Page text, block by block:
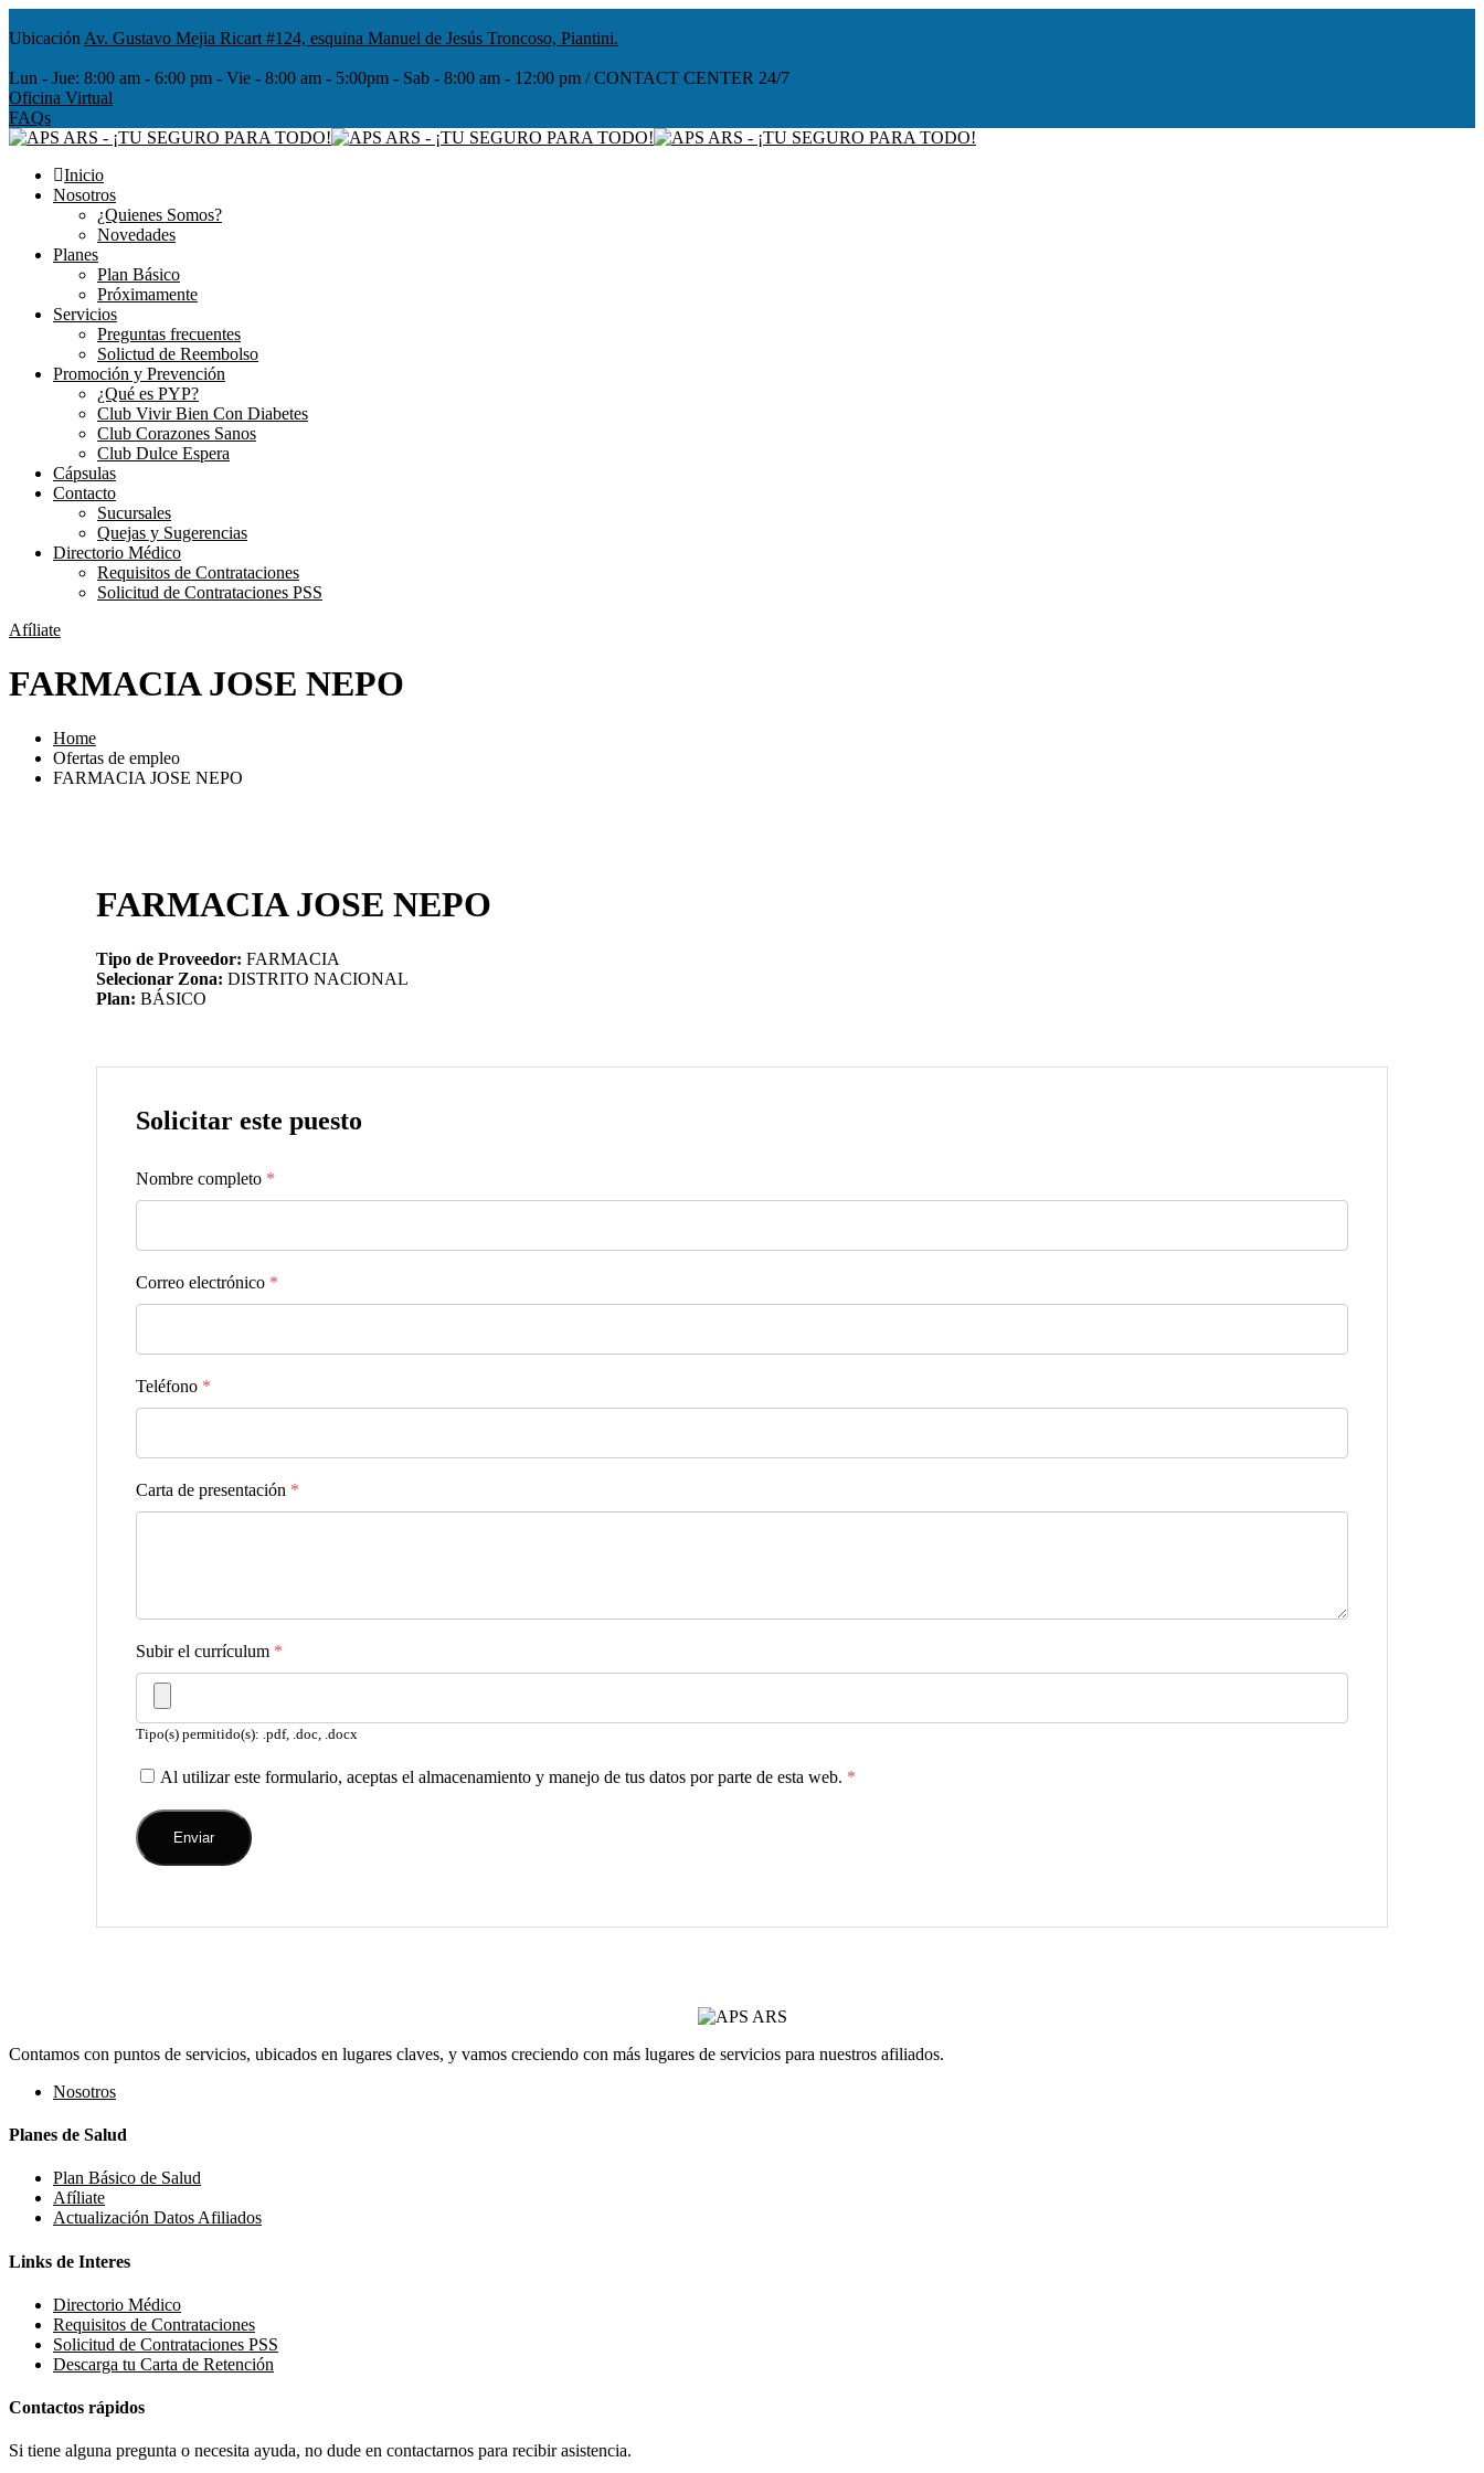
Ubicación Av. Gustavo Mejia Ricart #124, esquina Manuel de Jesús Troncoso, Piantini.
Lun - Jue: 8:00 am - 6:00 pm - Vie - 8:00 am - 5:00pm - Sab - 8:00 am - 12:00 pm / CONTACT CENTER 24/7
Oficina Virtual
FAQs
Inicio
Nosotros
¿Quienes Somos?
Novedades
Planes
Plan Básico
Próximamente
Servicios
Preguntas frecuentes
Solictud de Reembolso
Promoción y Prevención
¿Qué es PYP?
Club Vivir Bien Con Diabetes
Club Corazones Sanos
Club Dulce Espera
Cápsulas
Contacto
Sucursales
Quejas y Sugerencias
Directorio Médico
Requisitos de Contrataciones
Solicitud de Contrataciones PSS
Afíliate
FARMACIA JOSE NEPO
Home
Ofertas de empleo
FARMACIA JOSE NEPO
FARMACIA JOSE NEPO
Tipo de Proveedor: FARMACIA
Selecionar Zona: DISTRITO NACIONAL
Plan: BÁSICO
Solicitar este puesto
Nombre completo *
Correo electrónico *
Teléfono *
Carta de presentación *
Subir el currículum *
Tipo(s) permitido(s): .pdf, .doc, .docx
Al utilizar este formulario, aceptas el almacenamiento y manejo de tus datos por parte de esta web. *
Contamos con puntos de servicios, ubicados en lugares claves, y vamos creciendo con más lugares de servicios para nuestros afiliados.
Nosotros
Planes de Salud
Plan Básico de Salud
Afíliate
Actualización Datos Afiliados
Links de Interes
Directorio Médico
Requisitos de Contrataciones
Solicitud de Contrataciones PSS
Descarga tu Carta de Retención
Contactos rápidos
Si tiene alguna pregunta o necesita ayuda, no dude en contactarnos para recibir asistencia.